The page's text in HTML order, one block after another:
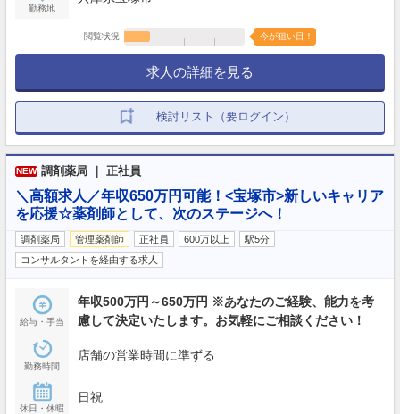
勤務地
閲覧状況 今が狙い目！
求人の詳細を見る
検討リスト（要ログイン）
NEW 調剤薬局 ｜ 正社員
＼高額求人／年収650万円可能！<宝塚市>新しいキャリア
を応援☆薬剤師として、次のステージへ！
調剤薬局 管理薬剤師 正社員 600万以上
駅5分
コンサルタントを経由する求人
給与・手当
年収500万円～650万円 ※あなたのご経験、能力を考
慮して決定いたします。お気軽にご相談ください！
勤務時間
店舗の営業時間に準ずる
休日・休暇
日祝